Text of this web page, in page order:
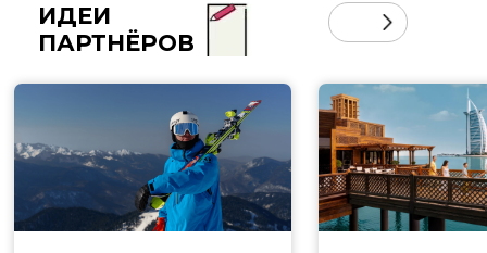
ИДЕИ
ПАРТНЁРОВ